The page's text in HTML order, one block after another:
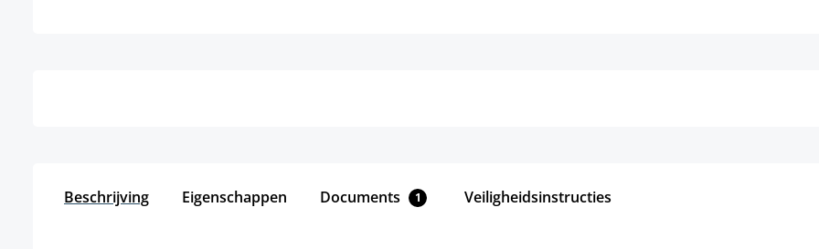
Beschrijving Eigenschappen Documents 1 Veiligheidsinstructies